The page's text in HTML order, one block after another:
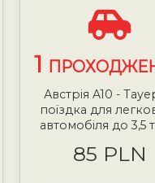
1
Австрія A10 -
поїздка для
автомобіля до 3,5
85 PLN